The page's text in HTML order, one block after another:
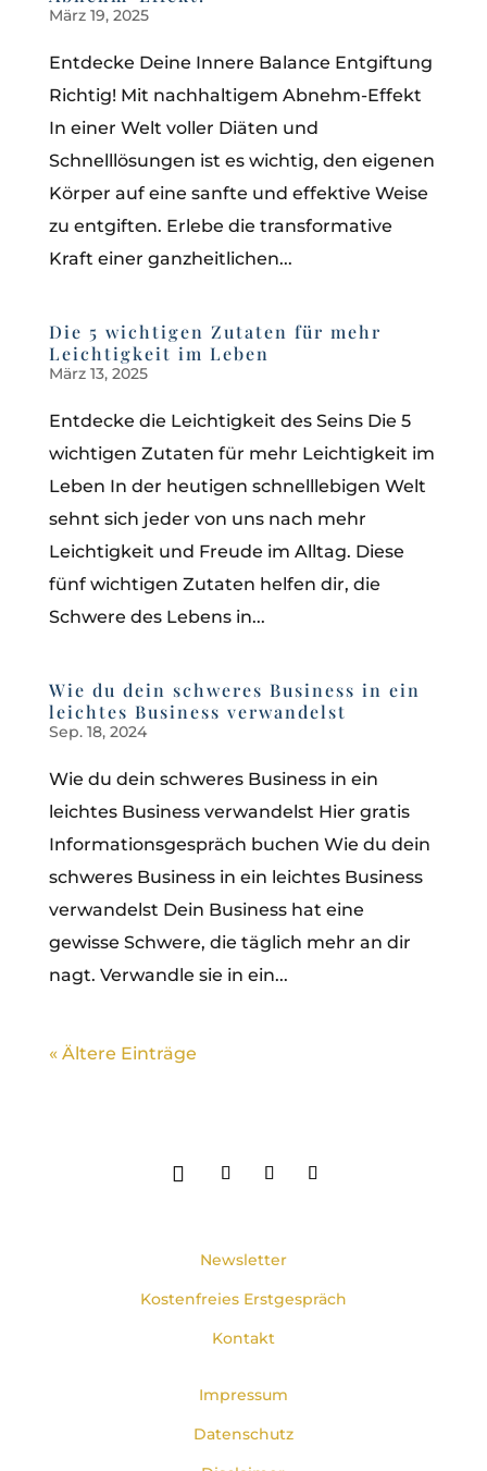
März 19, 2025
Entdecke Deine Innere Balance Entgiftung
Richtig! Mit nachhaltigem Abnehm-Effekt
In einer Welt voller Diäten und
Schnelllösungen ist es wichtig, den eigenen
Körper auf eine sanfte und effektive Weise
zu entgiften. Erlebe die transformative
Kraft einer ganzheitlichen...
Die 5 wichtigen Zutaten für mehr
Leichtigkeit im Leben
März 13, 2025
Entdecke die Leichtigkeit des Seins Die 5
wichtigen Zutaten für mehr Leichtigkeit im
Leben In der heutigen schnelllebigen Welt
sehnt sich jeder von uns nach mehr
Leichtigkeit und Freude im Alltag. Diese
fünf wichtigen Zutaten helfen dir, die
Schwere des Lebens in...
Wie du dein schweres Business in ein
leichtes Business verwandelst
Sep. 18, 2024
Wie du dein schweres Business in ein
leichtes Business verwandelst Hier gratis
Informationsgespräch buchen Wie du dein
schweres Business in ein leichtes Business
verwandelst Dein Business hat eine
gewisse Schwere, die täglich mehr an dir
nagt. Verwandle sie in ein...
« Ältere Einträge
Newsletter
Kostenfreies Erstgespräch
Kontakt
Impressum
Datenschutz